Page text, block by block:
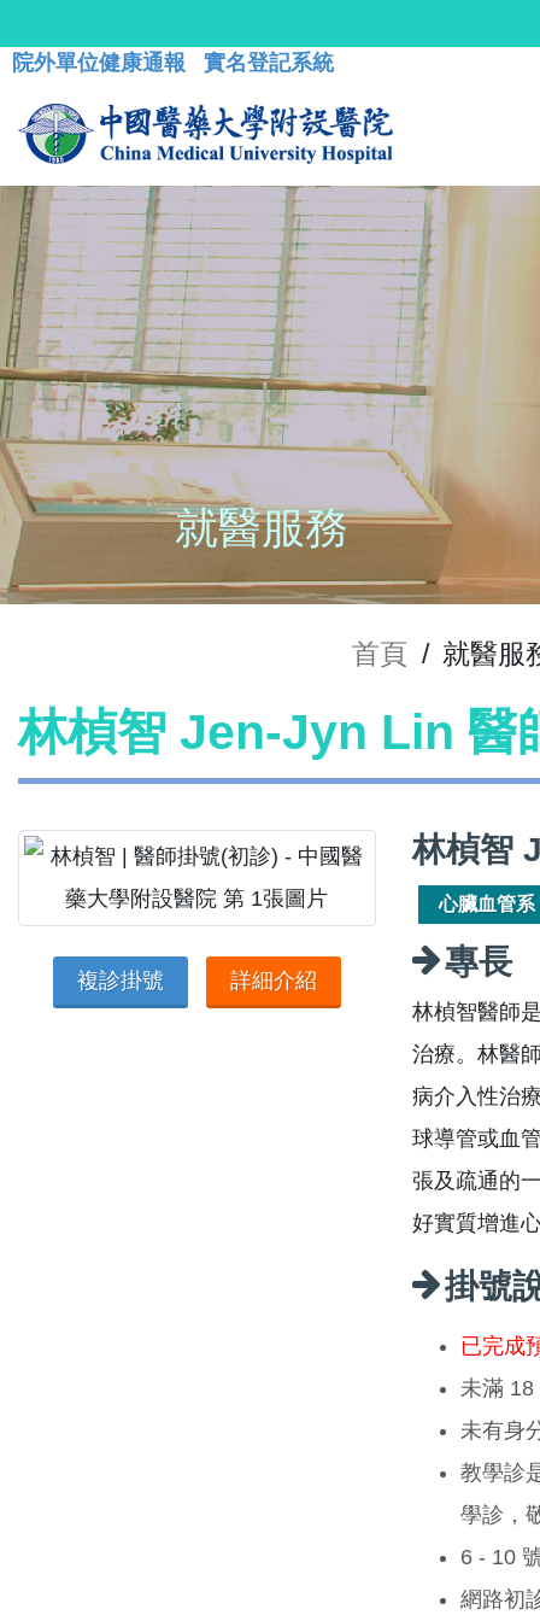
院外單位健康通報 實名登記系統
就醫服務
首頁 / 就醫服
林楨智 Jen-Jyn Lin 醫
複診掛號 詳細介紹
林楨智
心臟血管系
專長
林楨智醫師
治療。林醫
病介入性治
球導管或血
張及疏通的
好實質增進
掛號
已完成
未滿 18
未有身
教學診
學診，
6 - 10
網路初